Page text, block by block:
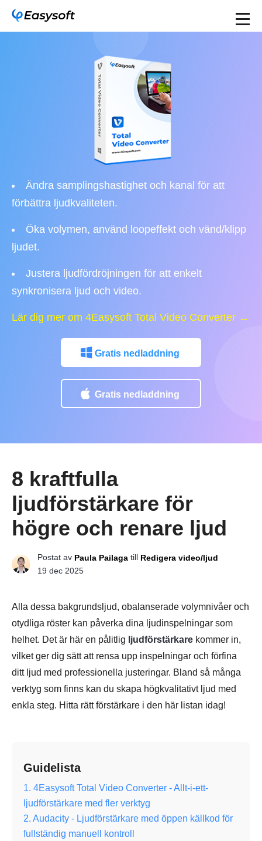
Ändra samplingshastighet och kanal för att
förbättra ljudkvaliteten.
Öka volymen, använd loopeffekt och vänd/klipp
ljudet.
Justera ljudfördröjningen för att enkelt
synkronisera ljud och video.
Lär dig mer om 4Easysoft Total Video Converter →
Gratis nedladdning
Gratis nedladdning
8 kraftfulla
ljudförstärkare för
högre och renare ljud
Postat av Paula Pailaga till Redigera video/ljud
19 dec 2025
Alla dessa bakgrundsljud, obalanserade volymnivåer och
otydliga röster kan påverka dina ljudinspelningar som
helhet. Det är här en pålitlig ljudförstärkare kommer in,
vilket ger dig sätt att rensa upp inspelningar och förfina
ditt ljud med professionella justeringar. Bland så många
verktyg som finns kan du skapa högkvalitativt ljud med
enkla steg. Hitta rätt förstärkare i den här listan idag!
Guidelista
1. 4Easysoft Total Video Converter - Allt-i-ett-
ljudförstärkare med fler verktyg
2. Audacity - Ljudförstärkare med öppen källkod för
fullständig manuell kontroll